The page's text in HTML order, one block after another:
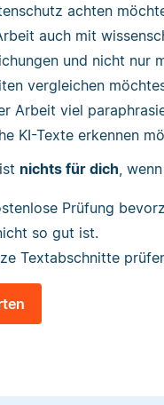
achten
auch mit
und nicht nur
vergleichen
Arbeit viel
KI-Texte erkennen
nichts für dich, wenn
Prüfung
so gut ist.
Textabschnitte